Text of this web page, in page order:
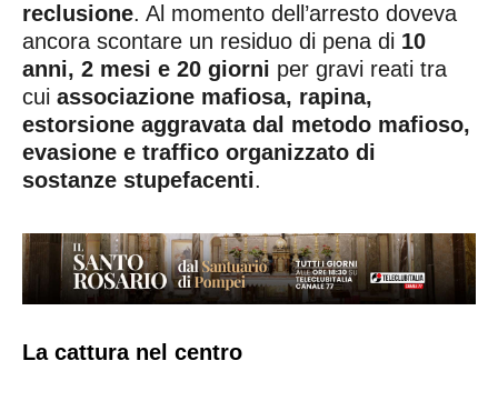
reclusione. Al momento dell’arresto doveva
ancora scontare un residuo di pena di 10
anni, 2 mesi e 20 giorni per gravi reati tra
cui associazione mafiosa, rapina,
estorsione aggravata dal metodo mafioso,
evasione e traffico organizzato di
sostanze stupefacenti.
La cattura nel centro